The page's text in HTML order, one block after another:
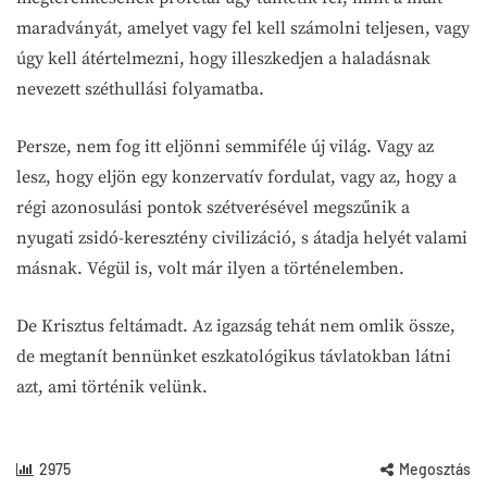
maradványát, amelyet vagy fel kell számolni teljesen, vagy
úgy kell átértelmezni, hogy illeszkedjen a haladásnak
nevezett széthullási folyamatba.
Persze, nem fog itt eljönni semmiféle új világ. Vagy az
lesz, hogy eljön egy konzervatív fordulat, vagy az, hogy a
régi azonosulási pontok szétverésével megszűnik a
nyugati zsidó-keresztény civilizáció, s átadja helyét valami
másnak. Végül is, volt már ilyen a történelemben.
De Krisztus feltámadt. Az igazság tehát nem omlik össze,
de megtanít bennünket eszkatológikus távlatokban látni
azt, ami történik velünk.
2975 Megosztás